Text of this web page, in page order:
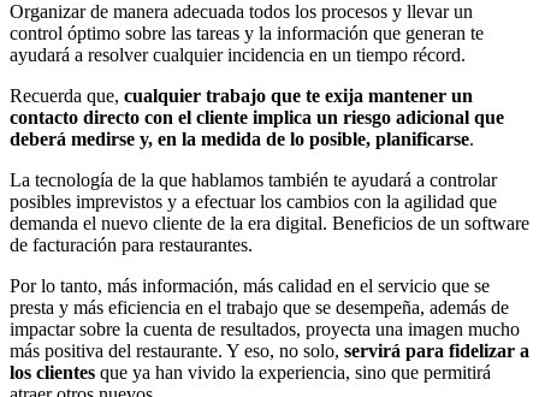
Organizar de manera adecuada todos los procesos y llevar un
control óptimo sobre las tareas y la información que generan te
ayudará a resolver cualquier incidencia en un tiempo récord.
Recuerda que, cualquier trabajo que te exija mantener un
contacto directo con el cliente implica un riesgo adicional que
deberá medirse y, en la medida de lo posible, planificarse.
La tecnología de la que hablamos también te ayudará a controlar
posibles imprevistos y a efectuar los cambios con la agilidad que
demanda el nuevo cliente de la era digital. Beneficios de un software
de facturación para restaurantes.
Por lo tanto, más información, más calidad en el servicio que se
presta y más eficiencia en el trabajo que se desempeña, además de
impactar sobre la cuenta de resultados, proyecta una imagen mucho
más positiva del restaurante. Y eso, no solo, servirá para fidelizar a
los clientes que ya han vivido la experiencia, sino que permitirá